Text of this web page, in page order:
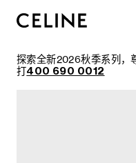
探索全新2026秋季系列，
打400 690 0012